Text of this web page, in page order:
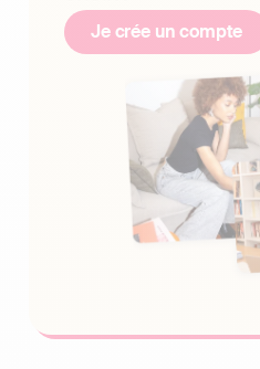
Je crée un compte